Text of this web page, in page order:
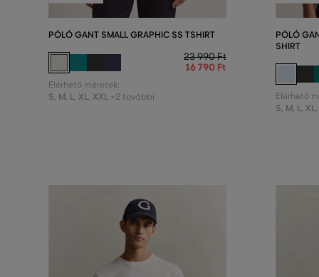
PÓLÓ GANT SMALL GRAPHIC SS TSHIRT
23 990 Ft
16 790 Ft
Elérhető méretek:
S, M, L, XL, XXL +2 további
PÓLÓ
SHIRT
Elérhető
S, M, L, XL,